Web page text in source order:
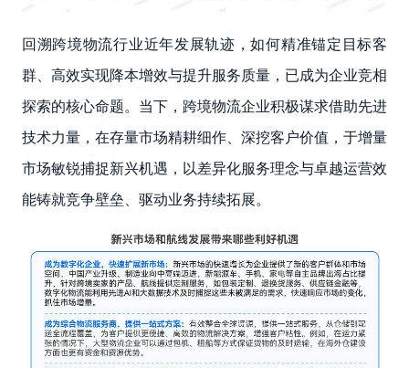
回溯跨境物流行业近年发展轨迹，如何精准锚定目标客
群、高效实现降本增效与提升服务质量，已成为企业竞相
探索的核心命题。当下，跨境物流企业积极谋求借助先进
技术力量，在存量市场精耕细作、深挖客户价值，于增量
市场敏锐捕捉新兴机遇，以差异化服务理念与卓越运营效
能铸就竞争壁垒、驱动业务持续拓展。